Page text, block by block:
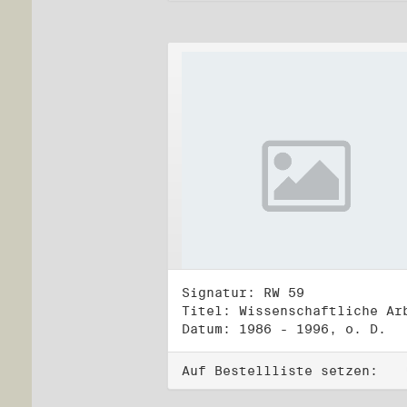
Signatur: RW 59
Datum: 1986 - 1996, o. D.
Auf Bestellliste setzen: